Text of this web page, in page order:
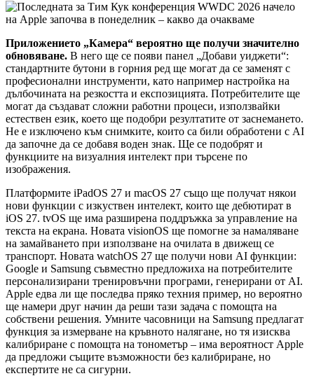
Приложението „Камера“ вероятно ще получи значително
обновяване. В него ще се появи панел „Добави уиджети“:
стандартните бутони в горния ред ще могат да се заменят с
професионални инструменти, като например настройка на
дълбочината на резкостта и експозицията. Потребителите ще
могат да създават сложни работни процеси, използвайки
естествен език, което ще подобри резултатите от заснемането.
Не е изключено към снимките, които са били обработени с AI
да започне да се добавя воден знак. Ще се подобрят и
функциите на визуалния интелект при търсене по
изображения.
Платформите iPadOS 27 и macOS 27 също ще получат някои
нови функции с изкуствен интелект, които ще дебютират в
iOS 27. tvOS ще има разширена поддръжка за управление на
текста на екрана. Новата visionOS ще помогне за намаляване
на замайването при използване на очилата в движещ се
транспорт. Новата watchOS 27 ще получи нови AI функции:
Google и Samsung съвместно предложиха на потребителите
персонализирани тренировъчни програми, генерирани от AI.
Apple едва ли ще последва пряко техния пример, но вероятно
ще намери друг начин да реши тази задача с помощта на
собствени решения. Умните часовници на Samsung предлагат
функция за измерване на кръвното налягане, но тя изисква
калибриране с помощта на тонометър – има вероятност Apple
да предложи същите възможности без калибриране, но
експертите не са сигурни.